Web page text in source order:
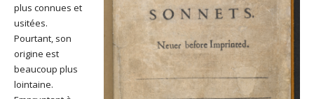
plus connues et
usitées.
Pourtant, son
origine est
beaucoup plus
lointaine.